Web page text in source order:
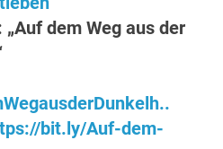
dem Weg aus der
bit.ly/Auf-dem-